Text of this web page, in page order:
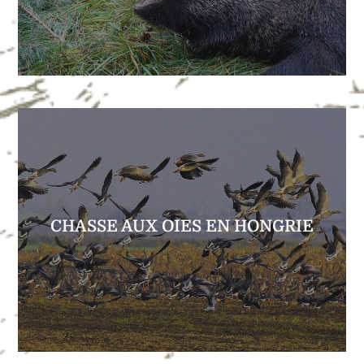
BATTUE GRANDS GIBIERS
CHASSE AUX OIES EN HONGRIE
CHASSE AUX OIES EN HONGRIE
LA HONGRIE, L’AUTRE PAYS DES OIES…
Idéalement placé sur l’axe de migration de
l’Est de l’Europe, la Hongrie accueille des
centaines de milliers d’oies en hiver… Deux
territoires exclusifs à votre disposition !
EXPLORER